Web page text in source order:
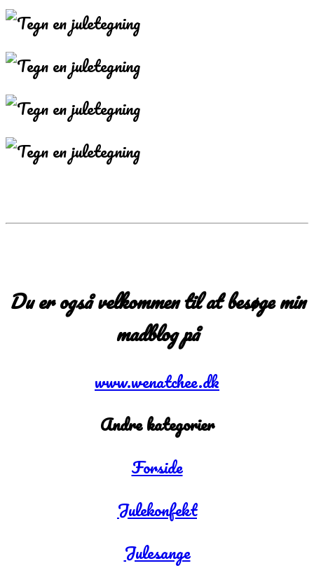
Du er også velkommen til at besøge min
madblog på
www.wenatchee.dk
Andre kategorier
Forside
Julekonfekt
Julesange